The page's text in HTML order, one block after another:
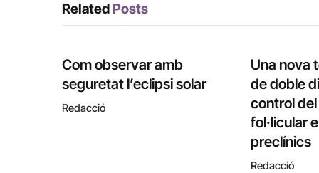
Related Posts
Com observar amb
seguretat l’eclipsi solar
Redacció
Una nova
de doble
control
fol·licular
preclínics
Redacció